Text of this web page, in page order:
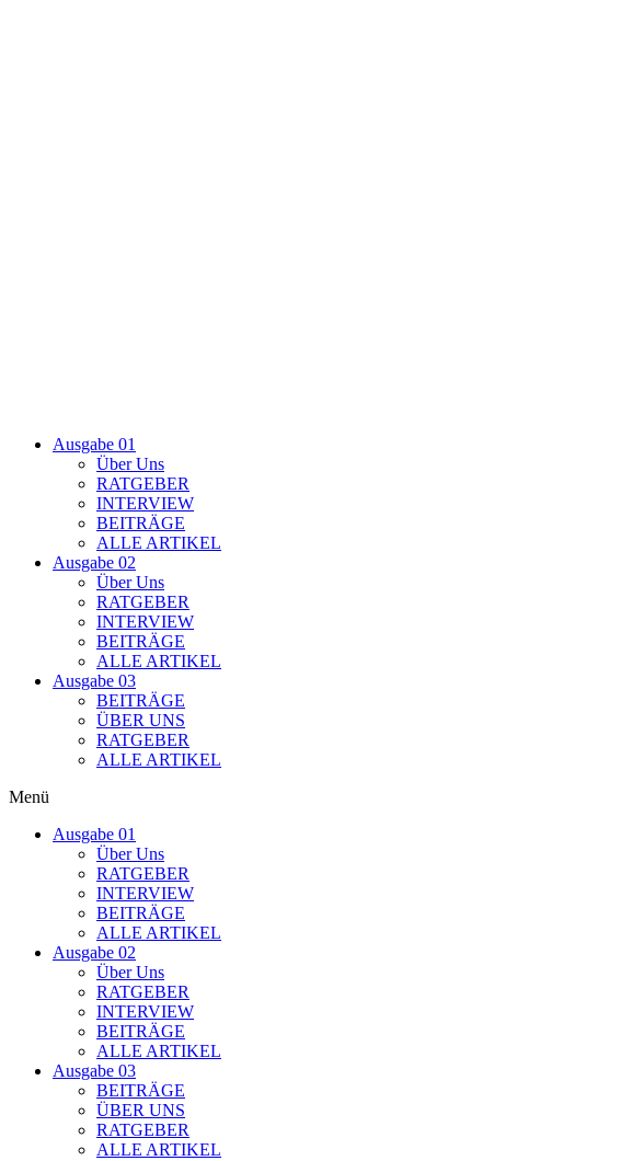
Ausgabe 01
Über Uns
RATGEBER
INTERVIEW
BEITRÄGE
ALLE ARTIKEL
Ausgabe 02
Über Uns
RATGEBER
INTERVIEW
BEITRÄGE
ALLE ARTIKEL
Ausgabe 03
BEITRÄGE
ÜBER UNS
RATGEBER
ALLE ARTIKEL
Menü
Ausgabe 01
Über Uns
RATGEBER
INTERVIEW
BEITRÄGE
ALLE ARTIKEL
Ausgabe 02
Über Uns
RATGEBER
INTERVIEW
BEITRÄGE
ALLE ARTIKEL
Ausgabe 03
BEITRÄGE
ÜBER UNS
RATGEBER
ALLE ARTIKEL